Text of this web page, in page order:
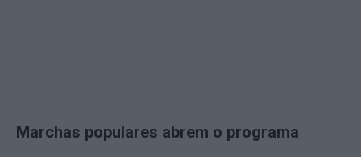
Marchas populares abrem o programa